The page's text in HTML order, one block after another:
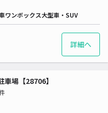
ワンボックス大型車・SUV
詳細へ
場【28706】